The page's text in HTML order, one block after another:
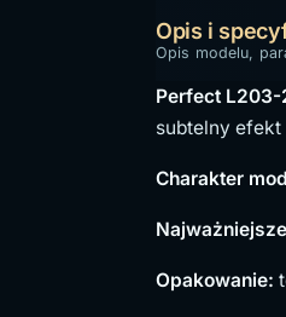
Opis i
Opis modelu,
Perfect L203-
subtelny
Charakter
Opakowanie: